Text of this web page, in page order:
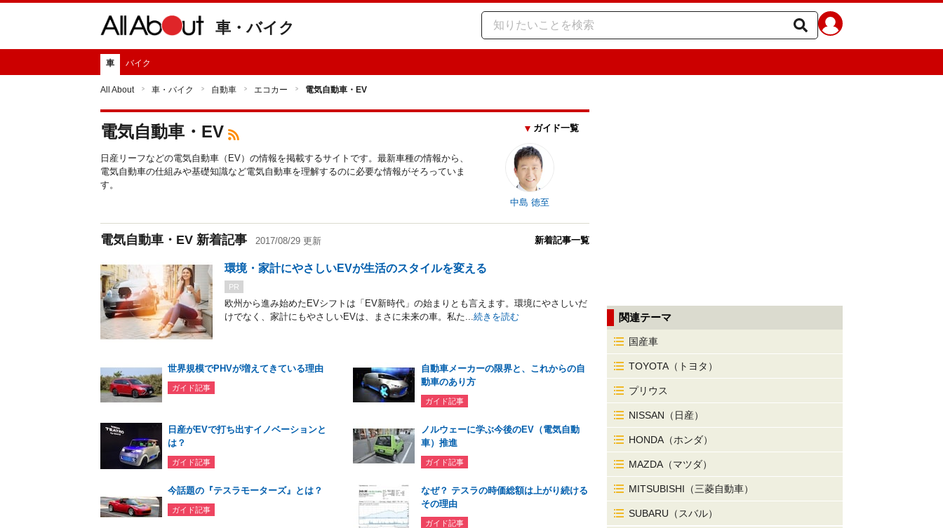
車・バイク
車 バイク
All About 車・バイク 自動車 エコカー 電気自動車・EV
電気自動車・EV
日産リーフなどの電気自動車（EV）の情報を掲載するサイトです。最新車種の情報から、
電気自動車の仕組みや基礎知識など電気自動車を理解するのに必要な情報がそろっていま
す。
ガイド一覧
中島 徳至
電気自動車・EV 新着記事 2017/08/29 更新 新着記事一覧
環境・家計にやさしいEVが生活のスタイルを変える
PR
欧州から進み始めたEVシフトは「EV新時代」の始まりとも言えます。環境にやさしいだ
けでなく、家計にもやさしいEVは、まさに未来の車。私た...続きを読む
世界規模でPHVが増えてきている理由
ガイド記事
自動車メーカーの限界と、これからの自
動車のあり方
ガイド記事
日産がEVで打ち出すイノベーションと
は？
ガイド記事
ノルウェーに学ぶ今後のEV（電気自動
車）推進
ガイド記事
今話題の『テスラモーターズ』とは？
ガイド記事
なぜ？ テスラの時価総額は上がり続ける
その理由
ガイド記事
関連テーマ
国産車
TOYOTA（トヨタ）
プリウス
NISSAN（日産）
HONDA（ホンダ）
MAZDA（マツダ）
MITSUBISHI（三菱自動車）
SUBARU（スバル）